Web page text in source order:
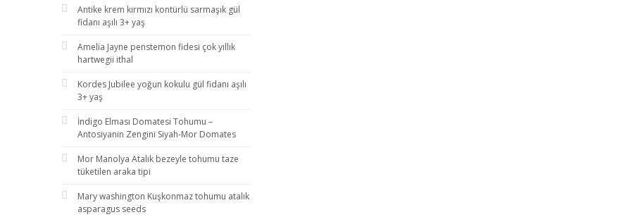
Antike krem kırmızı kontürlü sarmaşık gül
fidanı aşılı 3+ yaş
Amelia Jayne penstemon fidesi çok yıllık
hartwegii ithal
Kordes Jubilee yoğun kokulu gül fidanı aşılı
3+ yaş
İndigo Elması Domatesi Tohumu –
Antosiyanin Zengini Siyah-Mor Domates
Mor Manolya Atalık bezeyle tohumu taze
tüketilen araka tipi
Mary washington Kuşkonmaz tohumu atalık
asparagus seeds